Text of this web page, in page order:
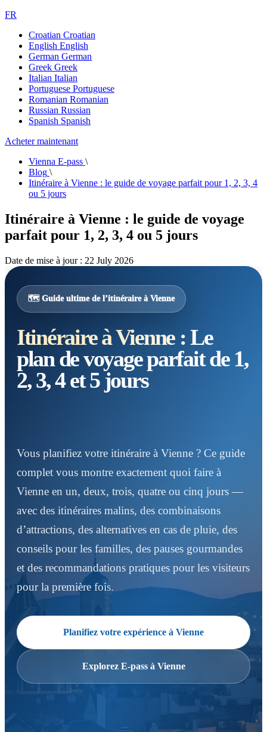
FR
Croatian Croatian
English English
German German
Greek Greek
Italian Italian
Portuguese Portuguese
Romanian Romanian
Russian Russian
Spanish Spanish
Acheter maintenant
Vienna E-pass \
Blog \
Itinéraire à Vienne : le guide de voyage parfait pour 1, 2, 3, 4
ou 5 jours
Itinéraire à Vienne : le guide de voyage
parfait pour 1, 2, 3, 4 ou 5 jours
Date de mise à jour : 22 July 2026
🗺️ Guide ultime de l’itinéraire à Vienne
Itinéraire à Vienne :Le
plan de voyage parfait de 1,
2, 3, 4 et 5 jours
Vous planifiez votre itinéraire à Vienne ? Ce guide
complet vous montre exactement quoi faire à
Vienne en un, deux, trois, quatre ou cinq jours —
avec des itinéraires malins, des combinaisons
d’attractions, des alternatives en cas de pluie, des
conseils pour les familles, des pauses gourmandes
et des recommandations pratiques pour les visiteurs
pour la première fois.
Planifiez votre expérience à Vienne
Explorez E-pass à Vienne